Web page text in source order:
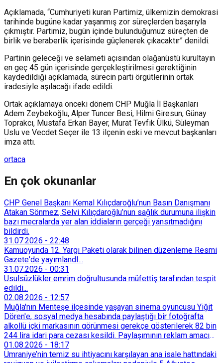
Açıklamada, “Cumhuriyeti kuran Partimiz, ülkemizin demokrasi
tarihinde bugüne kadar yaşanmış zor süreçlerden başarıyla
çıkmıştır. Partimiz, bugün içinde bulunduğumuz süreçten de
birlik ve beraberlik içerisinde güçlenerek çıkacaktır” denildi.
Partinin geleceği ve selameti açısından olağanüstü kurultayın
en geç 45 gün içerisinde gerçekleştirilmesi gerektiğinin
kaydedildiği açıklamada, sürecin parti örgütlerinin ortak
iradesiyle aşılacağı ifade edildi.
Ortak açıklamaya önceki dönem CHP Muğla İl Başkanları
Adem Zeybekoğlu, Alper Tuncer Besi, Hilmi Giresun, Günay
Toprakcı, Mustafa Erkan Bayer, Murat Tevfik Ülkü, Süleyman
Uslu ve Vecdet Seçer ile 13 ilçenin eski ve mevcut başkanları
imza attı.
ortaca
En çok okunanlar
CHP Genel Başkanı Kemal Kılıçdaroğlu’nun Basın Danışmanı
Atakan Sönmez, Selvi Kılıçdaroğlu’nun sağlık durumuna ilişkin
bazı mecralarda yer alan iddiaların gerçeği yansıtmadığını
bildirdi.
31.07.2026 - 22:48
Kamuoyunda 12. Yargı Paketi olarak bilinen düzenleme Resmi
Gazete'de yayımlandI...
31.07.2026 - 00:31
Usulsüzlükler emrim doğrultusunda müfettiş tarafından tespit
edildi...
02.08.2026 - 12:57
Muğla'nın Menteşe ilçesinde yaşayan sinema oyuncusu Yiğit
Dören'e, sosyal medya hesabında paylaştığı bir fotoğrafta
alkollü içki markasının görünmesi gerekçe gösterilerek 82 bin
244 lira idari para cezası kesildi. Paylaşımının reklam amacı
taşımadığını savunan Dören, cezanın iptali için yargıya
başvurdu.
01.08.2026 - 18:17
Ümraniye’nin temiz su ihtiyacını karşılayan ana isale hattındaki